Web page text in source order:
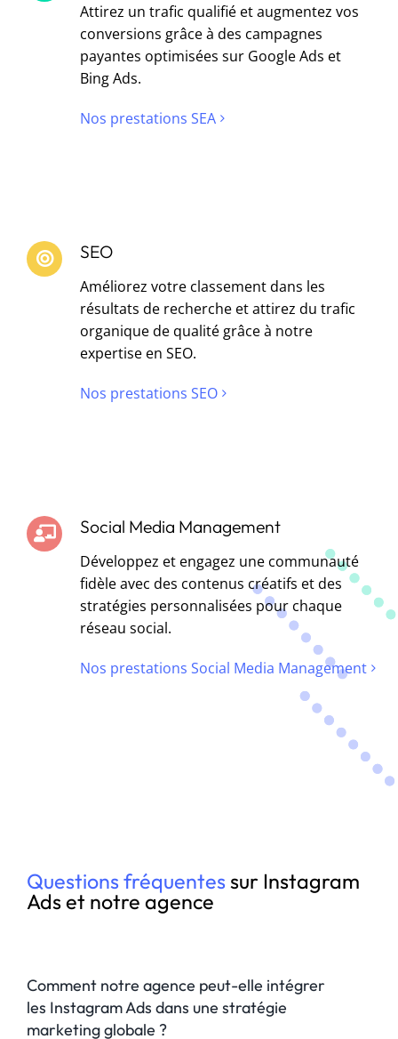
Attirez un trafic qualifié et augmentez vos
conversions grâce à des campagnes
payantes optimisées sur Google Ads et
Bing Ads.
Nos prestations SEA
SEO
Améliorez votre classement dans les
résultats de recherche et attirez du trafic
organique de qualité grâce à notre
expertise en SEO.
Nos prestations SEO
Social Media Management
Développez et engagez une communauté
fidèle avec des contenus créatifs et des
stratégies personnalisées pour chaque
réseau social.
Nos prestations Social Media Management
Questions fréquentes sur Instagram
Ads et notre agence
Comment notre agence peut-elle intégrer
les Instagram Ads dans une stratégie
marketing globale ?